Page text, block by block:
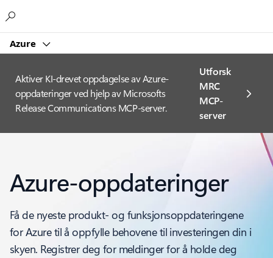
Azure
Aktiver KI-drevet oppdagelse av Azure-
oppdateringer ved hjelp av Microsofts
Release Communications MCP-server.
Utforsk
MRC
MCP-
server
Azure-oppdateringer
Få de nyeste produkt- og funksjonsoppdateringene
for Azure til å oppfylle behovene til investeringen din i
skyen. Registrer deg for meldinger for å holde deg